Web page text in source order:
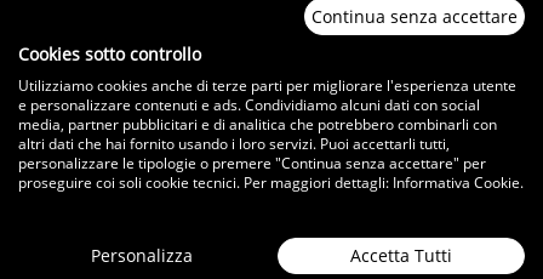
RESO FACILE
ASSISTENZA TELEFONICA E CHAT
SPEDIZIONI CELERI
Spedizioni con corriere espresso in tutta Italia
T.immagine | agenzia di marketing
Continua senza accettare
Cookies sotto controllo
Utilizziamo cookies anche di terze parti per migliorare l'esperienza utente
e personalizzare contenuti e ads. Condividiamo alcuni dati con social
media, partner pubblicitari e di analitica che potrebbero combinarli con
altri dati che hai fornito usando i loro servizi. Puoi accettarli tutti,
personalizzare le tipologie o premere "Continua senza accettare" per
proseguire coi soli cookie tecnici. Per maggiori dettagli: Informativa Cookie.
Personalizza Accetta Tutti